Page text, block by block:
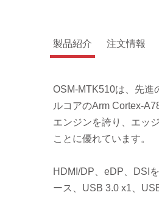
製品紹介 注文情報
OSM-MTK510は、先進
ルコアのArm Cortex-
エンジンを誇り、エッ
ことに優れています。
HDMI/DP、eDP、DSI
ース、USB 3.0 x1、